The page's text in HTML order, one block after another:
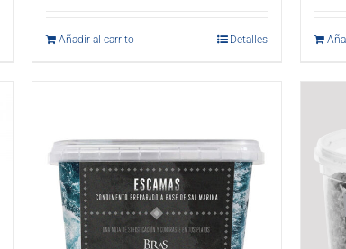
Añadir al carrito Detalles